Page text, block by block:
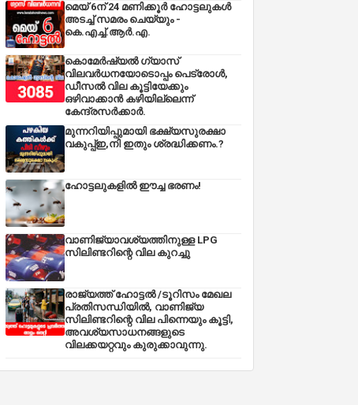
മെയ് 6ന് 24 മണിക്കൂർ ഹോട്ടലുകൾ
അടച്ച് സമരം ചെയ്യും -
കെ.എച്ച്.ആർ.എ.
കൊമേർഷ്യൽ ഗ്യാസ്
വിലവർധനയോടൊപ്പം പെട്രോൾ,
ഡീസല്‍ വില കൂട്ടിയേക്കും
ഒഴിവാക്കാന്‍ കഴിയില്ലെന്ന്
കേന്ദ്രസര്‍ക്കാര്‍.
മുന്നറിയിപ്പുമായി ഭക്ഷ്യസുരക്ഷാ
വകുപ്പ്ഇ,നി ഇതും ശ്രദ്ധിക്കണം.?
ഹോട്ടലുകളിൽ ഈച്ച ഭരണം!
വാണിജ്യാവശ്യത്തിനുള്ള LPG
സിലിണ്ടറിന്റെ വില കുറച്ചു
രാജ്യത്ത് ഹോട്ടൽ /ടൂറിസം മേഖല
പ്രതിസന്ധിയിൽ, വാണിജ്യ
സിലിണ്ടറിന്റെ വില പിന്നെയും കൂട്ടി,
അവശ്യസാധനങ്ങളുടെ
വിലക്കയറ്റവും കുരുക്കാവുന്നു.